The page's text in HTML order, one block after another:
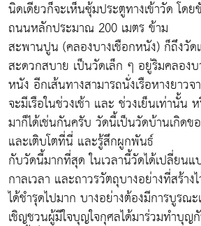
นิดเดียวก็จะเห็นซุ้มประตูทางเข้าวัด โดย
ถนนหลักประมาณ 200 เมตร ข้าม
สะพานปูน (คลองบางเชือกหนัง) ก็ถึงวั
สะดวกสบาย เป็นวัดเล็ก ๆ อยู่ริมคลองบ
หนัง อีกเส้นทางสามารถนั่งเรือหางยาวจ
จะมีเรือในช่วงเช้า และ ช่วงเย็นเท่านั้น
มาก็ได้เช่นกันครับ วัดนี้เป็นวัดบ้านเกิดข
และเติบโตที่นี่ และรู้สึกผูกพันธ์
กับวัดนี้มากที่สุด ในเวลานี้วัดได้เปลี่ยน
กาลเวลา และถาวรวัตถุบางอย่างที่สร้าง
ได้ชำรุดไปมาก บางอย่างต้องมีการบูรณ
เชิญชวนผู้มีใจบุญใจกุศลได้มาร่วมทำบุญ